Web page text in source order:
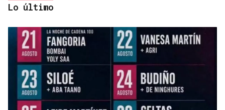
INCENDIO URBANO
Lo último